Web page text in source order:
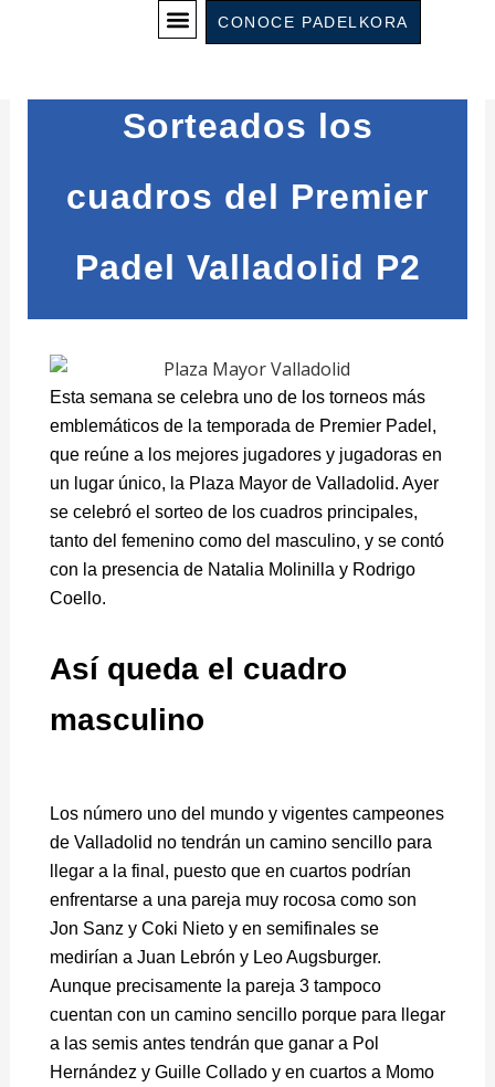
CONOCE PADELKORA
Sorteados los
cuadros del Premier
Padel Valladolid P2
Esta semana se celebra uno de los torneos más
emblemáticos de la temporada de Premier Padel,
que reúne a los mejores jugadores y jugadoras en
un lugar único, la Plaza Mayor de Valladolid. Ayer
se celebró el sorteo de los cuadros principales,
tanto del femenino como del masculino, y se contó
con la presencia de Natalia Molinilla y Rodrigo
Coello.
Así queda el cuadro
masculino
Los número uno del mundo y vigentes campeones
de Valladolid no tendrán un camino sencillo para
llegar a la final, puesto que en cuartos podrían
enfrentarse a una pareja muy rocosa como son
Jon Sanz y Coki Nieto y en semifinales se
medirían a Juan Lebrón y Leo Augsburger.
Aunque precisamente la pareja 3 tampoco
cuentan con un camino sencillo porque para llegar
a las semis antes tendrán que ganar a Pol
Hernández y Guille Collado y en cuartos a Momo